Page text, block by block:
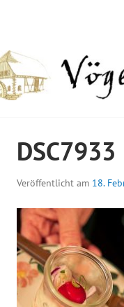
DSC7933
Veröffentlicht am 18.